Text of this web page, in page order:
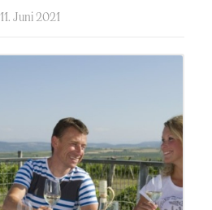
kommentierte
11. Juni 2021